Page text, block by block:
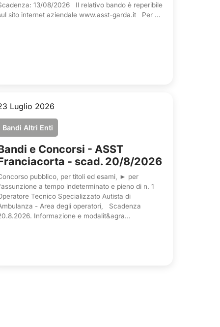
13/08/2026 Il relativo bando è reperibile
sito internet aziendale www.asst-garda.it Per ...
Luglio 2026
Bandi Altri Enti
e Concorsi - ASST
- scad. 20/8/2026
pubblico, per titoli ed esami, ► per
a tempo indeterminato e pieno di n. 1
Tecnico Specializzato Autista di
- Area degli operatori, Scadenza
Informazione e modalit&agra...